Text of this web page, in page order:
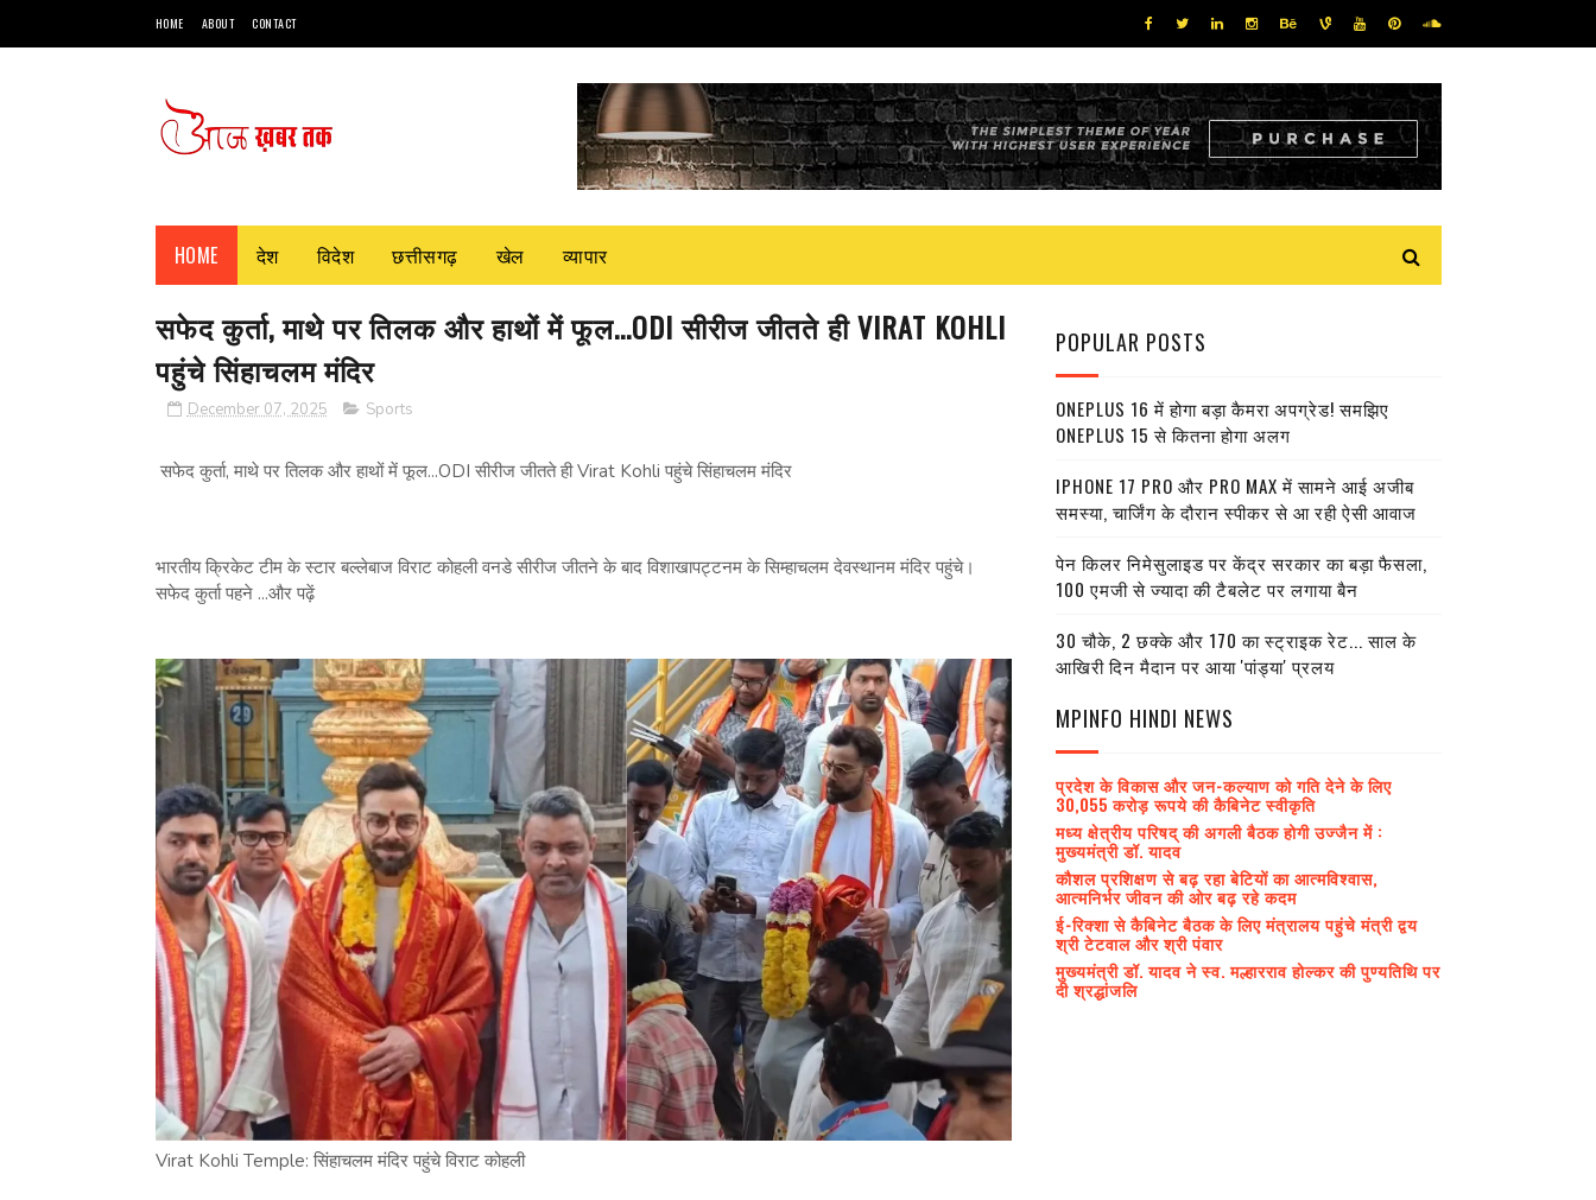
HOME ABOUT CONTACT
HOME देश विदेश छत्तीसगढ़ खेल व्यापार
सफेद कुर्ता, माथे पर तिलक और हाथों में फूल...ODI सीरीज जीतते ही VIRAT KOHLI
पहुंचे सिंहाचलम मंदिर
December 07, 2025 Sports
सफेद कुर्ता, माथे पर तिलक और हाथों में फूल...ODI सीरीज जीतते ही Virat Kohli पहुंचे सिंहाचलम मंदिर
भारतीय क्रिकेट टीम के स्टार बल्लेबाज विराट कोहली वनडे सीरीज जीतने के बाद विशाखापट्टनम के सिम्हाचलम देवस्थानम मंदिर पहुंचे।
सफेद कुर्ता पहने ...और पढ़ें
Virat Kohli Temple: सिंहाचलम मंदिर पहुंचे विराट कोहली
POPULAR POSTS
ONEPLUS 16 में होगा बड़ा कैमरा अपग्रेड! समझिए
ONEPLUS 15 से कितना होगा अलग
IPHONE 17 PRO और PRO MAX में सामने आई अजीब
समस्या, चार्जिंग के दौरान स्पीकर से आ रही ऐसी आवाज
पेन किलर निमेसुलाइड पर केंद्र सरकार का बड़ा फैसला,
100 एमजी से ज्यादा की टैबलेट पर लगाया बैन
30 चौके, 2 छक्के और 170 का स्ट्राइक रेट... साल के
आखिरी दिन मैदान पर आया 'पांड्या' प्रलय
MPINFO HINDI NEWS
प्रदेश के विकास और जन-कल्याण को गति देने के लिए
30,055 करोड़ रूपये की कैबिनेट स्वीकृति
मध्य क्षेत्रीय परिषद् की अगली बैठक होगी उज्जैन में :
मुख्यमंत्री डॉ. यादव
कौशल प्रशिक्षण से बढ़ रहा बेटियों का आत्मविश्वास,
आत्मनिर्भर जीवन की ओर बढ़ रहे कदम
ई-रिक्शा से कैबिनेट बैठक के लिए मंत्रालय पहुंचे मंत्री द्वय
श्री टेटवाल और श्री पंवार
मुख्यमंत्री डॉ. यादव ने स्व. मल्हारराव होल्कर की पुण्यतिथि पर
दी श्रद्धांजलि